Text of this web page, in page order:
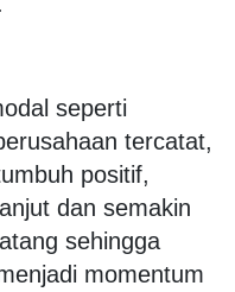
seperti
tercatat,
positif,
dan semakin
sehingga
momentum